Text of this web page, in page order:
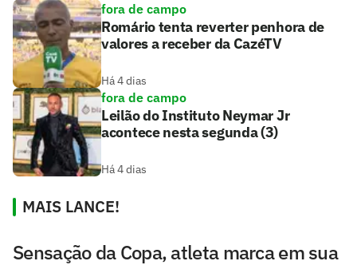
fora de campo
Romário tenta reverter penhora de
valores a receber da CazéTV
Há 4 dias
fora de campo
Leilão do Instituto Neymar Jr
acontece nesta segunda (3)
Há 4 dias
MAIS LANCE!
Sensação da Copa, atleta marca em sua